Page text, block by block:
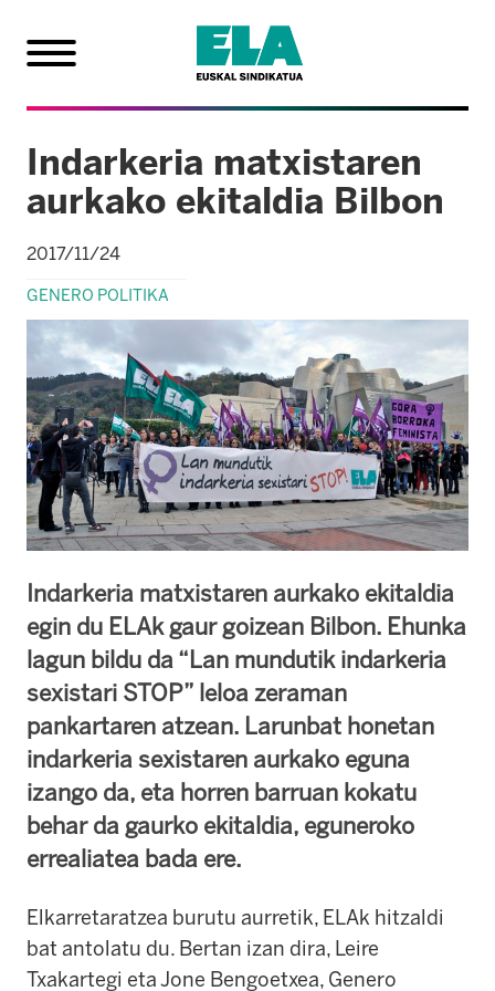
Indarkeria matxistaren
aurkako ekitaldia Bilbon
2017/11/24
GENERO POLITIKA
Indarkeria matxistaren aurkako ekitaldia
egin du ELAk gaur goizean Bilbon. Ehunka
lagun bildu da “Lan mundutik indarkeria
sexistari STOP” leloa zeraman
pankartaren atzean. Larunbat honetan
indarkeria sexistaren aurkako eguna
izango da, eta horren barruan kokatu
behar da gaurko ekitaldia, eguneroko
errealiatea bada ere.
Elkarretaratzea burutu aurretik, ELAk hitzaldi
bat antolatu du. Bertan izan dira, Leire
Txakartegi eta Jone Bengoetxea, Genero